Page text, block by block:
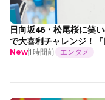
日向坂46・松尾桜に笑
で大喜利チャレンジ！
New1時間前 エンタメ